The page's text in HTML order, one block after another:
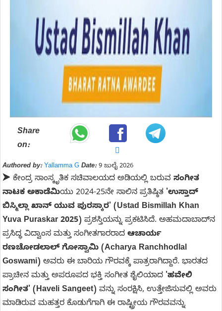
Share
on:
Authored by: Yallamma G Date:9 ಜುಲೈ 2026
➤ ಕೇಂದ್ರ ಸಾಂಸ್ಕೃತಿಕ ಸಚಿವಾಲಯದ ಅಡಿಯಲ್ಲಿ ಬರುವ ಸಂಗೀತ
ನಾಟಕ ಅಕಾಡೆಮಿಯು 2024-25ನೇ ಸಾಲಿನ ಪ್ರತಿಷ್ಠಿತ 'ಉಸ್ತಾದ್
ಬಿಸ್ಮಿಲ್ಲಾ ಖಾನ್ ಯುವ ಪುರಸ್ಕಾರ' (Ustad Bismillah Khan
Yuva Puraskar 2025) ಪ್ರಶಸ್ತಿಯನ್ನು ಪ್ರಕಟಿಸಿದೆ. ಅಹಮದಾಬಾದ್‌ನ
ಪ್ರಸಿದ್ಧ ವಿದ್ವಾಂಸ ಮತ್ತು ಸಂಗೀತಗಾರರಾದ ಆಚಾರ್ಯ
ರಣಚೋಡಲಾಲ್ ಗೋಸ್ವಾಮಿ (Acharya Ranchhodlal
Goswami) ಅವರು ಈ ಬಾರಿಯ ಗೌರವಕ್ಕೆ ಪಾತ್ರರಾಗಿದ್ದಾರೆ. ಭಾರತದ
ಪ್ರಾಚೀನ ಮತ್ತು ಅಪರೂಪದ ಭಕ್ತಿ ಸಂಗೀತ ಶೈಲಿಯಾದ 'ಹವೇಲಿ
ಸಂಗೀತ' (Haveli Sangeet) ವನ್ನು ಸಂರಕ್ಷಿಸಿ, ಉತ್ತೇಜಿಸುವಲ್ಲಿ ಅವರು
ಮಾಡಿರುವ ಮಹತ್ತರ ಕೊಡುಗೆಗಾಗಿ ಈ ರಾಷ್ಟ್ರೀಯ ಗೌರವವನ್ನು